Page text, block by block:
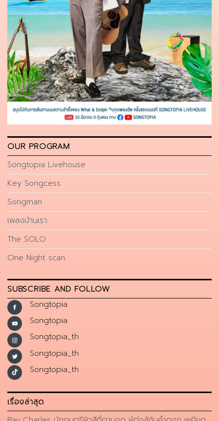
OUR PROGRAM
Songtopia Livehouse
Key Songcess
Songman
เพลงบ้านเรา
The SOLO
One Night scan
SUBSCRIBE AND FOLLOW
Songtopia
Songtopia
Songtopia_th
Songtopia_th
Songtopia_th
เรื่องล่าสุด